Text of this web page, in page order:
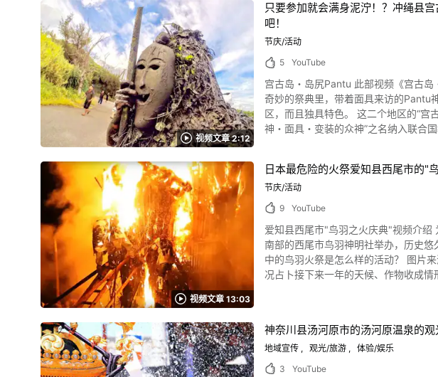
珠。 弥生公主尽力而取得了龙神之珠并将其呈献给菩萨，不久流行病
年之中龙神最安分的1月7日里募集信徒，攀爬麻绳至大鳄口来避
源 :YouTube screenshot 如今则作为每年1月7日的传统行事来举行，共有来自全国各地约300人来此参观。 由于普通人也可参加，因此来祈求身体
安康与一年幸福的人也不少。 ※女性只能参观 七日堂裸体朝圣开始于敲响大钟。 一群仅穿着缠腰带的男性们朝菊光堂（本堂）而
回。 之后就如同当时的传说一般，登上
会津柳津的众多民间工艺品 照片：会津柳津的民间工艺品“小红牛” 除了在此视频可看到的传统行事七日堂裸体朝圣，会津地方的各种民间工艺品也十
分受到欢迎。 比如说“小红牛”与“开运
院内也有祭祀牛的神像，作为带来幸运的牛而广为人知。 福岛县自古以来的传统行事“七日堂裸体朝
裸体朝圣。 每到每年1月7日时，则会有许多人因祈求身体安康及全
视频文章 2:12
只要参加就会满身泥泞！？冲绳县
吧！
节庆/活动
5
YouTube
宫古岛・岛尻Pantu 此部视频《宫古岛・岛尻Pantu 2018 UNESCO World cultural heritage》中介绍的是冲绳
奇妙的祭典里，带着面具来访的Pantu神会在村子里巡绕，为村民进
区，而且独具特色。 这二个地区的“
神・面具・变装的众神”之名纳入联合国教科文组织的重要无形民
月吉日 ”，也就是在10月举行。 当地居民会从宫古岛岛尻地区中选出三位青年，分别装扮成貌似生剥鬼的老Pantu、中Pantu和青Pantu这三位变装
神。 在0:06处可以看到Pantu究竟是什么模样。 被选中的三个人身上会穿着用槟榔叶做成的蓑衣，全身上下用产井
再现身。 这座产井就在宫岛国小附近
样。 有时还会像1:27处那样，连警车也会难逃一劫，整辆车都被抹上泥
如此奇妙的祭典深受当地人的喜爱，
看，全村不管大人或小孩像逃难似的在玩迷藏，
弄脏环境，甚至因此引起纷争，进而
综合博物馆参观。 在这里不仅可以了
的海岸被发现的，而且发现的当时还包裹在槟榔叶里。 宫古岛・岛尻Pantu的介绍总结 图片来源
俗“岛尻Pantu”，大家看了感想如何？ 这个离岛特有的文化可是深受游客喜爱呢。 而且这个祭典还推出了T恤等周边商品，对振兴小镇经济贡献不少
呢。 想要了解一下宫古岛的文化吗？那么大家一
视频文章 13:03
日本最危险的火祭爱知县西尾市的"
节庆/活动
9
YouTube
爱知县西尾市"鸟羽之火庆典"视频介绍 为您介绍
南部的西尾市鸟羽神明社举办，历史悠
中的鸟羽火祭是怎么样的活动？ 图片来源 :YouTube screenshot 鸟羽火祭是由“福地”和“干地”两个地区的代表人将巨大的火炬点燃，再依照燃烧的情
况占卜接下来一年的天候、作物收成
频的1:23看到。 神男因身上的头巾和服装，以及从梯子上飞奔下来的样子被称为“猫”。 鸟羽火祭的烟如果很大，该年就被预测为多雨，竹子的爆破声
很大的话，该年就被预测为多雷。 另外，据说用神事
佐久岛 举办鸟羽火祭的爱知县西尾市有吉良温泉和西尾市盐田体验馆可以造访。 另外，有许多现代装置艺术的佐久岛也是很有人气的观光景点。 去
神奈川县汤河原市的汤河原温泉的
地域宣传 观光/旅游
体验/娱乐
3
YouTube